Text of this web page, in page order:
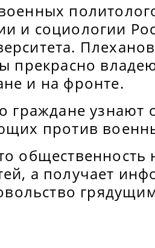
и социологии
прекрасно
и на фронте.
граждане узнают
против
общественность
а получает